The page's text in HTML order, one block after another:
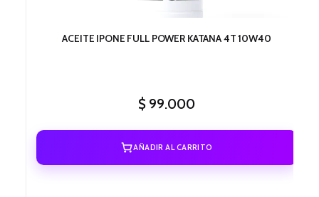
ACEITE IPONE FULL POWER KATANA 4T 10W40
$ 99.000
AÑADIR AL CARRITO